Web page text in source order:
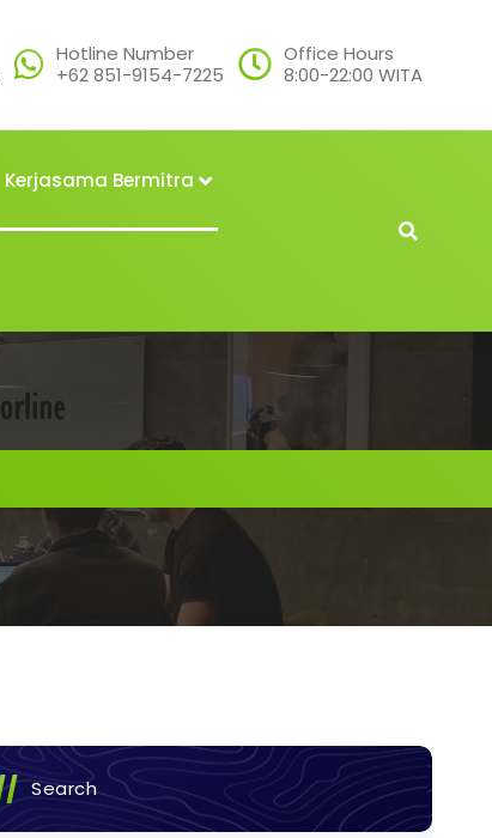
Hotline Number
+62 851-9154-7225
Office Hours
8:00-22:00 WITA
Kerjasama Bermitra
Search